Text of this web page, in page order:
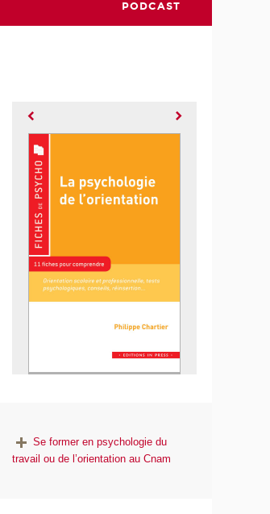
PODCAST
Se former en psychologie du
travail ou de l’orientation au Cnam